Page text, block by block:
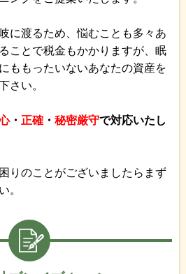
に渡るため、悩むことも多々あ
ことで税金もかかりますが、眠
ももったいないあなたの資産を
さい。
・ 正確 ・ 秘密厳守で対応いたし
りのことがございましたらまず
。